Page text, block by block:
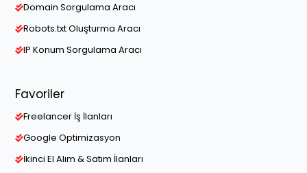
Domain Sorgulama Aracı
Robots.txt Oluşturma Aracı
IP Konum Sorgulama Aracı
Favoriler
Freelancer İş İlanları
Google Optimizasyon
İkinci El Alım & Satım İlanları